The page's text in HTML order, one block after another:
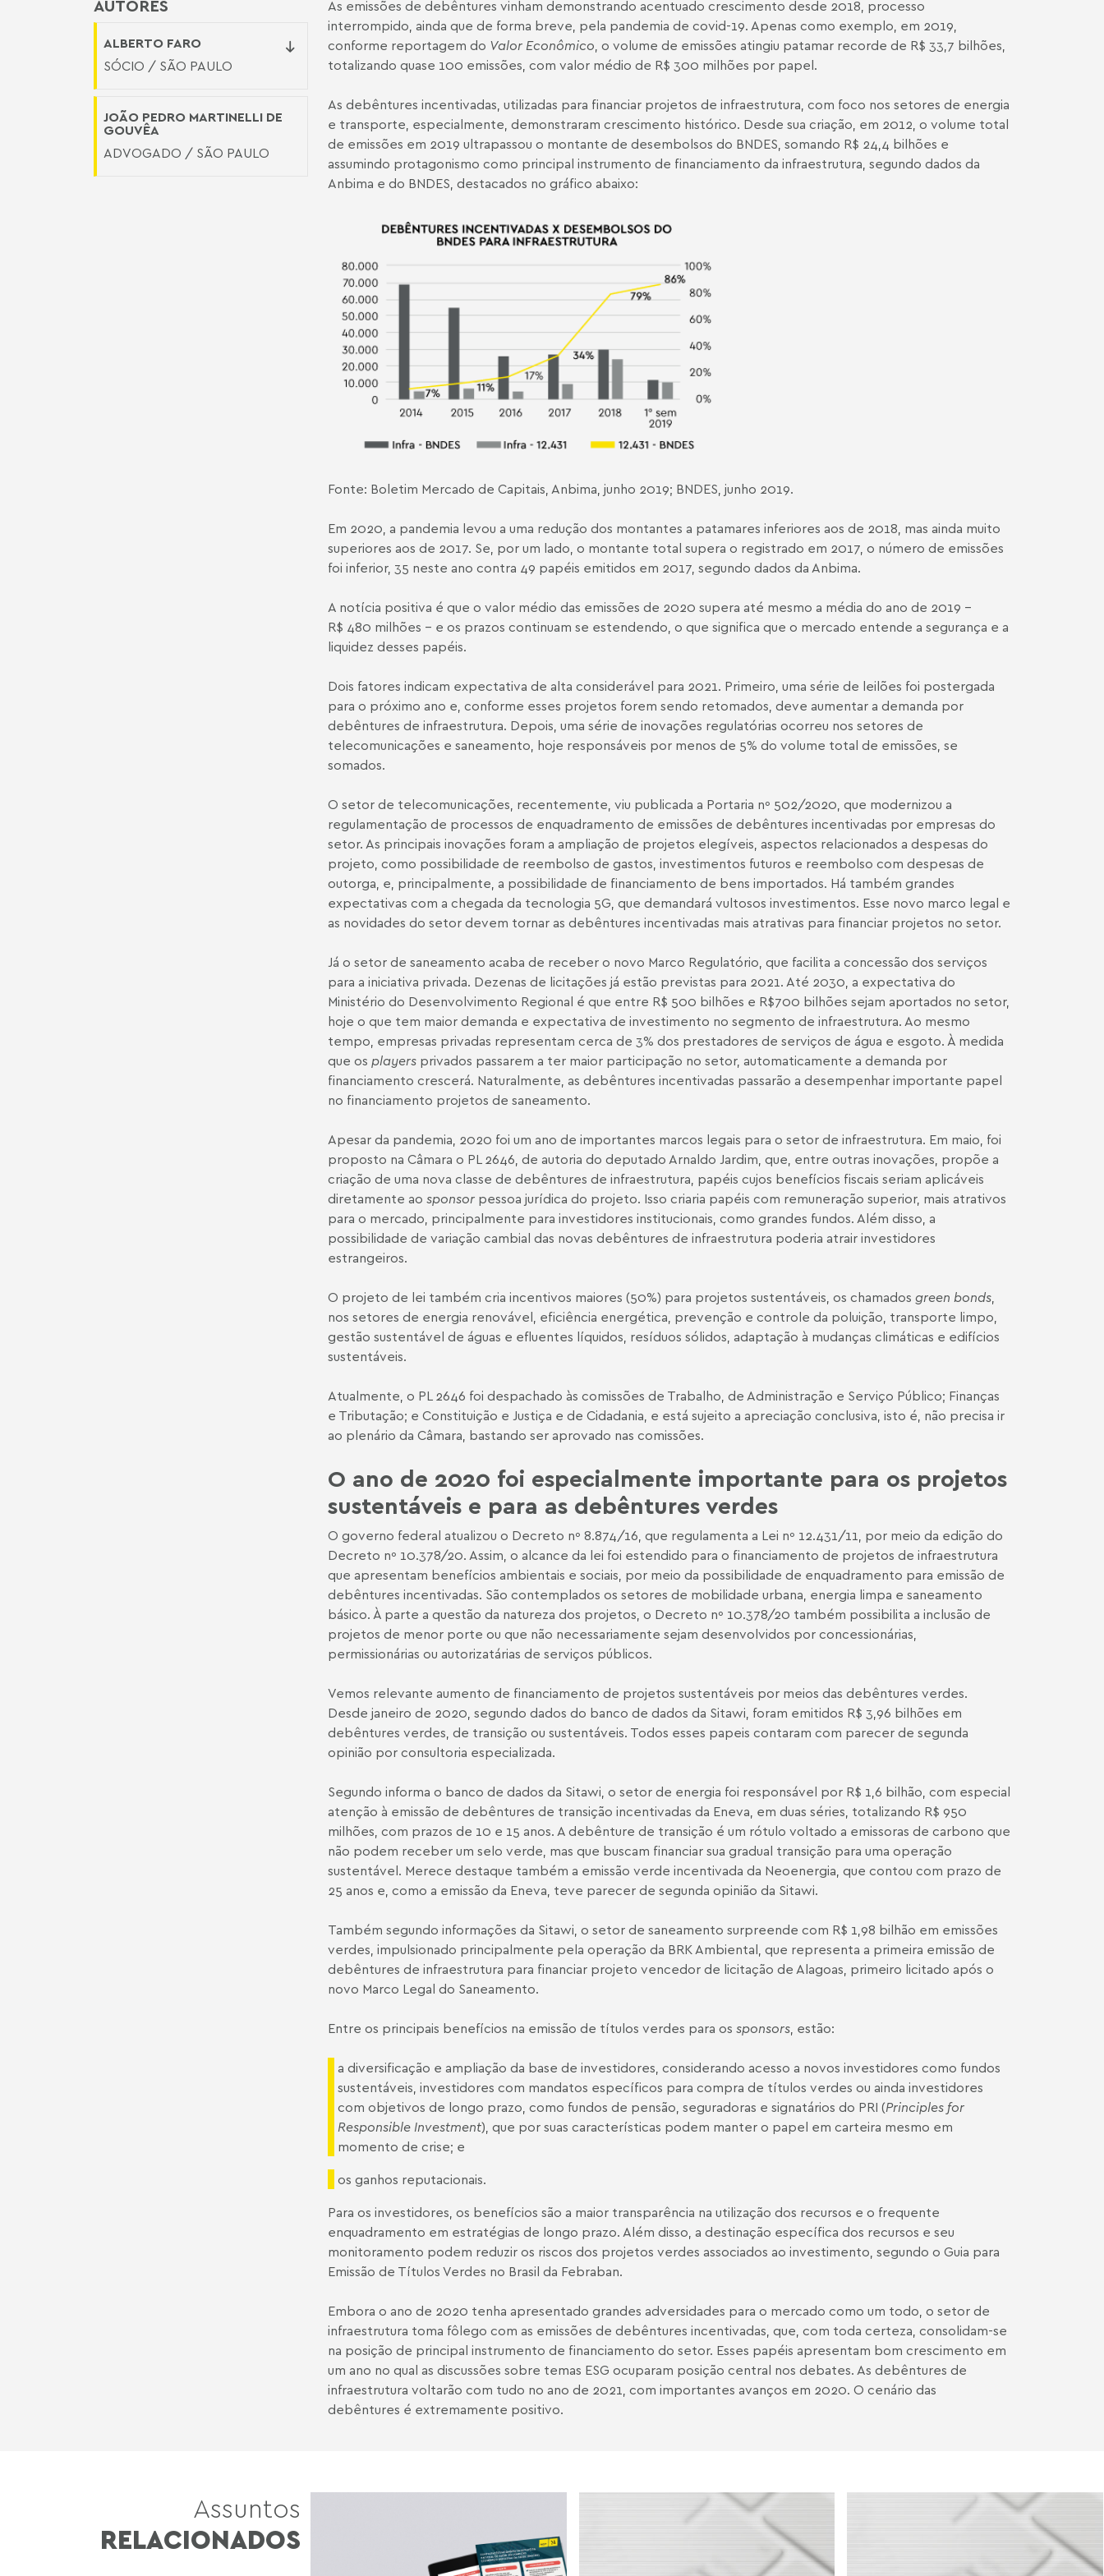
AUTORES
ALBERTO FARO
SÓCIO / SÃO PAULO
JOÃO PEDRO MARTINELLI DE
GOUVÊA
ADVOGADO / SÃO PAULO
As emissões de debêntures vinham demonstrando acentuado crescimento desde 2018, processo
interrompido, ainda que de forma breve, pela pandemia de covid-19. Apenas como exemplo, em 2019,
conforme reportagem do Valor Econômico , o volume de emissões atingiu patamar recorde de R$ 33,7 bilhões,
totalizando quase 100 emissões, com valor médio de R$ 300 milhões por papel.
As debêntures incentivadas, utilizadas para financiar projetos de infraestrutura, com foco nos setores de energia
e transporte, especialmente, demonstraram crescimento histórico. Desde sua criação, em 2012, o volume total
de emissões em 2019 ultrapassou o montante de desembolsos do BNDES, somando R$ 24,4 bilhões e
assumindo protagonismo como principal instrumento de financiamento da infraestrutura, segundo dados da
Anbima e do BNDES, destacados no gráfico abaixo:
Fonte: Boletim Mercado de Capitais, Anbima, junho 2019; BNDES, junho 2019.
Em 2020, a pandemia levou a uma redução dos montantes a patamares inferiores aos de 2018, mas ainda muito
superiores aos de 2017. Se, por um lado, o montante total supera o registrado em 2017, o número de emissões
foi inferior, 35 neste ano contra 49 papéis emitidos em 2017, segundo dados da Anbima.
A notícia positiva é que o valor médio das emissões de 2020 supera até mesmo a média do ano de 2019 –
R$ 480 milhões – e os prazos continuam se estendendo, o que significa que o mercado entende a segurança e a
liquidez desses papéis.
Dois fatores indicam expectativa de alta considerável para 2021. Primeiro, uma série de leilões foi postergada
para o próximo ano e, conforme esses projetos forem sendo retomados, deve aumentar a demanda por
debêntures de infraestrutura. Depois, uma série de inovações regulatórias ocorreu nos setores de
telecomunicações e saneamento, hoje responsáveis por menos de 5% do volume total de emissões, se
somados.
O setor de telecomunicações, recentemente, viu publicada a Portaria nº 502/2020, que modernizou a
regulamentação de processos de enquadramento de emissões de debêntures incentivadas por empresas do
setor. As principais inovações foram a ampliação de projetos elegíveis, aspectos relacionados a despesas do
projeto, como possibilidade de reembolso de gastos, investimentos futuros e reembolso com despesas de
outorga, e, principalmente, a possibilidade de financiamento de bens importados. Há também grandes
expectativas com a chegada da tecnologia 5G, que demandará vultosos investimentos. Esse novo marco legal e
as novidades do setor devem tornar as debêntures incentivadas mais atrativas para financiar projetos no setor.
Já o setor de saneamento acaba de receber o novo Marco Regulatório, que facilita a concessão dos serviços
para a iniciativa privada. Dezenas de licitações já estão previstas para 2021. Até 2030, a expectativa do
Ministério do Desenvolvimento Regional é que entre R$ 500 bilhões e R$700 bilhões sejam aportados no setor,
hoje o que tem maior demanda e expectativa de investimento no segmento de infraestrutura. Ao mesmo
tempo, empresas privadas representam cerca de 3% dos prestadores de serviços de água e esgoto. À medida
que os players privados passarem a ter maior participação no setor, automaticamente a demanda por
financiamento crescerá. Naturalmente, as debêntures incentivadas passarão a desempenhar importante papel
no financiamento projetos de saneamento.
Apesar da pandemia, 2020 foi um ano de importantes marcos legais para o setor de infraestrutura. Em maio, foi
proposto na Câmara o PL 2646, de autoria do deputado Arnaldo Jardim, que, entre outras inovações, propõe a
criação de uma nova classe de debêntures de infraestrutura, papéis cujos benefícios fiscais seriam aplicáveis
diretamente ao sponsor pessoa jurídica do projeto. Isso criaria papéis com remuneração superior, mais atrativos
para o mercado, principalmente para investidores institucionais, como grandes fundos. Além disso, a
possibilidade de variação cambial das novas debêntures de infraestrutura poderia atrair investidores
estrangeiros.
O projeto de lei também cria incentivos maiores (50%) para projetos sustentáveis, os chamados green bonds
nos setores de energia renovável, eficiência energética, prevenção e controle da poluição, transporte limpo,
gestão sustentável de águas e efluentes líquidos, resíduos sólidos, adaptação à mudanças climáticas e edifícios
sustentáveis.
Atualmente, o PL 2646 foi despachado às comissões de Trabalho, de Administração e Serviço Público; Finanças
e Tributação; e Constituição e Justiça e de Cidadania, e está sujeito a apreciação conclusiva, isto é, não precisa ir
ao plenário da Câmara, bastando ser aprovado nas comissões.
O ano de 2020 foi especialmente importante para os projetos
sustentáveis e para as debêntures verdes
O governo federal atualizou o Decreto nº 8.874/16, que regulamenta a Lei nº 12.431/11, por meio da edição do
Decreto nº 10.378/20. Assim, o alcance da lei foi estendido para o financiamento de projetos de infraestrutura
que apresentam benefícios ambientais e sociais, por meio da possibilidade de enquadramento para emissão de
debêntures incentivadas. São contemplados os setores de mobilidade urbana, energia limpa e saneamento
básico. À parte a questão da natureza dos projetos, o Decreto nº 10.378/20 também possibilita a inclusão de
projetos de menor porte ou que não necessariamente sejam desenvolvidos por concessionárias,
permissionárias ou autorizatárias de serviços públicos.
Vemos relevante aumento de financiamento de projetos sustentáveis por meios das debêntures verdes.
Desde janeiro de 2020, segundo dados do banco de dados da Sitawi, foram emitidos R$ 3,96 bilhões em
debêntures verdes, de transição ou sustentáveis. Todos esses papeis contaram com parecer de segunda
opinião por consultoria especializada.
Segundo informa o banco de dados da Sitawi, o setor de energia foi responsável por R$ 1,6 bilhão, com especial
atenção à emissão de debêntures de transição incentivadas da Eneva, em duas séries, totalizando R$ 950
milhões, com prazos de 10 e 15 anos. A debênture de transição é um rótulo voltado a emissoras de carbono que
não podem receber um selo verde, mas que buscam financiar sua gradual transição para uma operação
sustentável. Merece destaque também a emissão verde incentivada da Neoenergia, que contou com prazo de
25 anos e, como a emissão da Eneva, teve parecer de segunda opinião da Sitawi.
Também segundo informações da Sitawi, o setor de saneamento surpreende com R$ 1,98 bilhão em emissões
verdes, impulsionado principalmente pela operação da BRK Ambiental, que representa a primeira emissão de
debêntures de infraestrutura para financiar projeto vencedor de licitação de Alagoas, primeiro licitado após o
novo Marco Legal do Saneamento.
Entre os principais benefícios na emissão de títulos verdes para os sponsors , estão:
a diversificação e ampliação da base de investidores, considerando acesso a novos investidores como fundos
sustentáveis, investidores com mandatos específicos para compra de títulos verdes ou ainda investidores
com objetivos de longo prazo, como fundos de pensão, seguradoras e signatários do PRI (Principles for
Responsible Investment), que por suas características podem manter o papel em carteira mesmo em
momento de crise; e
os ganhos reputacionais.
Para os investidores, os benefícios são a maior transparência na utilização dos recursos e o frequente
enquadramento em estratégias de longo prazo. Além disso, a destinação específica dos recursos e seu
monitoramento podem reduzir os riscos dos projetos verdes associados ao investimento, segundo o Guia para
Emissão de Títulos Verdes no Brasil da Febraban.
Embora o ano de 2020 tenha apresentado grandes adversidades para o mercado como um todo, o setor de
infraestrutura toma fôlego com as emissões de debêntures incentivadas, que, com toda certeza, consolidam-se
na posição de principal instrumento de financiamento do setor. Esses papéis apresentam bom crescimento em
um ano no qual as discussões sobre temas ESG ocuparam posição central nos debates. As debêntures de
infraestrutura voltarão com tudo no ano de 2021, com importantes avanços em 2020. O cenário das
debêntures é extremamente positivo.
Assuntos
RELACIONADOS